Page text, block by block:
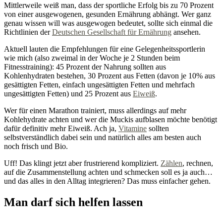
Mittlerweile weiß man, dass der sportliche Erfolg bis zu 70 Prozent
von einer ausgewogenen, gesunden Ernährung abhängt. Wer ganz
genau wissen will was ausgewogen bedeutet, sollte sich einmal die
Richtlinien derDeutschen Gesellschaft für Ernährung ansehen.
Aktuell lauten die Empfehlungen für eine Gelegenheitssportlerin
wie mich (also zweimal in der Woche je 2 Stunden beim
Fitnesstraining): 45 Prozent der Nahrung sollten aus
Kohlenhydraten bestehen, 30 Prozent aus Fetten (davon je 10% aus
gesättigten Fetten, einfach ungesättigten Fetten und mehrfach
ungesättigten Fetten) und 25 Prozent aus Eiweiß.
Wer für einen Marathon trainiert, muss allerdings auf mehr
Kohlehydrate achten und wer die Muckis aufblasen möchte benötigt
dafür definitiv mehr Eiweiß. Ach ja, Vitamine sollten
selbstverständlich dabei sein und natürlich alles am besten auch
noch frisch und Bio.
Uff! Das klingt jetzt aber frustrierend kompliziert. Zählen, rechnen,
auf die Zusammenstellung achten und schmecken soll es ja auch…
und das alles in den Alltag integrieren? Das muss einfacher gehen.
Man darf sich helfen lassen